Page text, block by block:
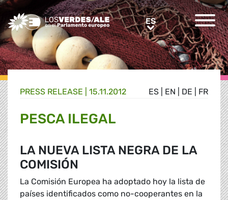
Greens/EFA Home ESES
ES EN DE FR
PRESS RELEASE | 15.11.2012
PESCA ILEGAL
LA NUEVA LISTA NEGRA DE LA
COMISIÓN
La Comisión Europea ha adoptado hoy la lista de
países identificados como no-cooperantes en la